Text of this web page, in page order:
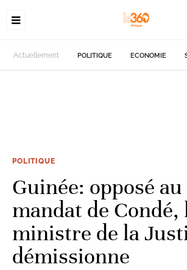
Actuellement POLITIQUE ECONOMIE
POLITIQUE
Guinée: opposé au
mandat de Condé,
ministre de la
démissionne